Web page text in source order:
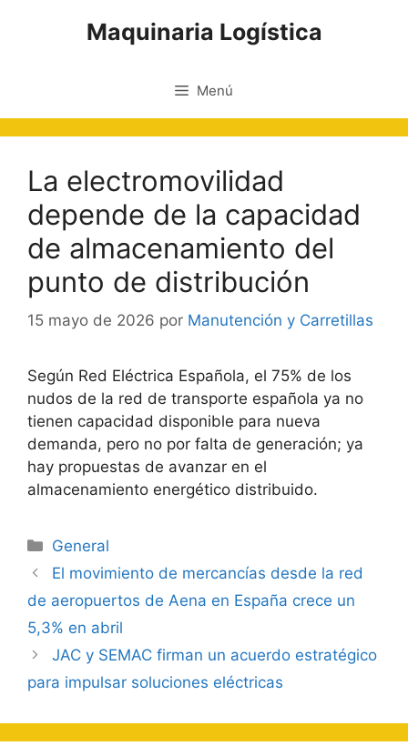
Maquinaria Logística
Menú
La electromovilidad
depende de la capacidad
de almacenamiento del
punto de distribución
15 mayo de 2026 por Manutención y Carretillas
Según Red Eléctrica Española, el 75% de los
nudos de la red de transporte española ya no
tienen capacidad disponible para nueva
demanda, pero no por falta de generación; ya
hay propuestas de avanzar en el
almacenamiento energético distribuido.
Categorías
General
Navegación
de
entradas
El movimiento de mercancías desde la red
de aeropuertos de Aena en España crece un
5,3% en abril
JAC y SEMAC firman un acuerdo estratégico
para impulsar soluciones eléctricas